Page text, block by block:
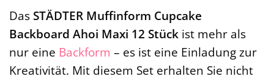
Das STÄDTER Muffinform Cupcake
Backboard Ahoi Maxi 12 Stück ist mehr als
nur eine Backform – es ist eine Einladung zur
Kreativität. Mit diesem Set erhalten Sie nicht